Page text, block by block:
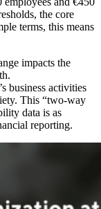
the core
terms, this means
impacts the
business activities
This “two-way
data is as
reporting.